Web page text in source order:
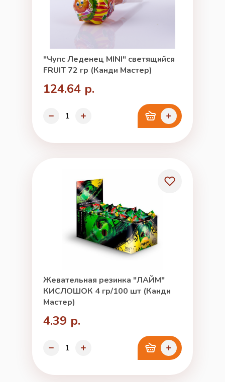
"Чупс Леденец MINI" светящийся
FRUIT 72 гр (Канди Мастер)
124.64 р.
Жевательная резинка "ЛАЙМ"
КИСЛОШОК 4 гр/100 шт (Канди
Мастер)
4.39 р.